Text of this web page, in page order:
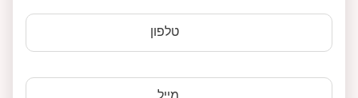
טלפון
מייל